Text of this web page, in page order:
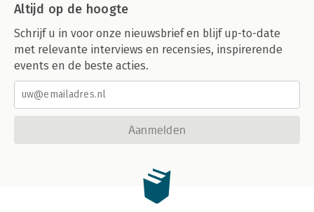
Altijd op de hoogte
Schrijf u in voor onze nieuwsbrief en blijf up-to-date
met relevante interviews en recensies, inspirerende
events en de beste acties.
Aanmelden